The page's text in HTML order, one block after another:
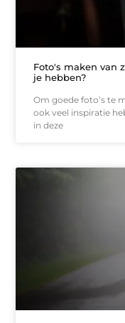
Foto's maken van
je hebben?
Om goede foto’s te
ook veel inspiratie
in deze